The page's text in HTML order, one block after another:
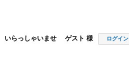
いらっしゃいませ ゲスト 様 ログイン